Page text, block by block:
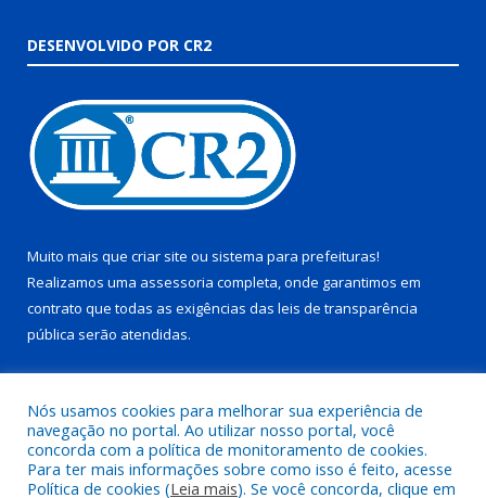
DESENVOLVIDO POR CR2
Muito mais que criar site ou sistema para prefeituras!
Realizamos uma assessoria completa, onde garantimos em
contrato que todas as exigências das leis de transparência
pública serão atendidas.
Nós usamos cookies para melhorar sua experiência de
navegação no portal. Ao utilizar nosso portal, você
concorda com a política de monitoramento de cookies.
Para ter mais informações sobre como isso é feito, acesse
Política de cookies (Leia mais). Se você concorda, clique em